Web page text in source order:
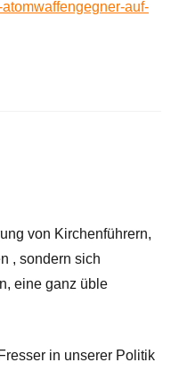
auf-
von Kirchenführern,
, sondern sich
eine ganz üble
in unserer Politik